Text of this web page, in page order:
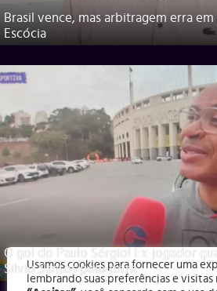
Brasil vence, mas arbitragem erra
Escócia
O gol do Paulo Sérgio! Ex-jogador
Silvio Santos pelo tetra
Usamos cookies para fornecer uma
lembrando suas preferências e